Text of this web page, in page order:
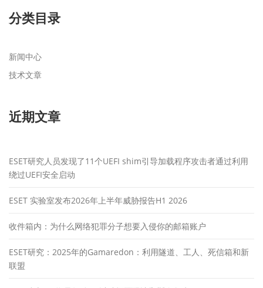
分类目录
新闻中心
技术文章
近期文章
ESET研究人员发现了11个UEFI shim引导加载程序攻击者通过利用
绕过UEFI安全启动
ESET 实验室发布2026年上半年威胁报告H1 2026
收件箱内：为什么网络犯罪分子想要入侵你的邮箱账户
ESET研究：2025年的Gamaredon：利用隧道、工人、死信箱和新
联盟